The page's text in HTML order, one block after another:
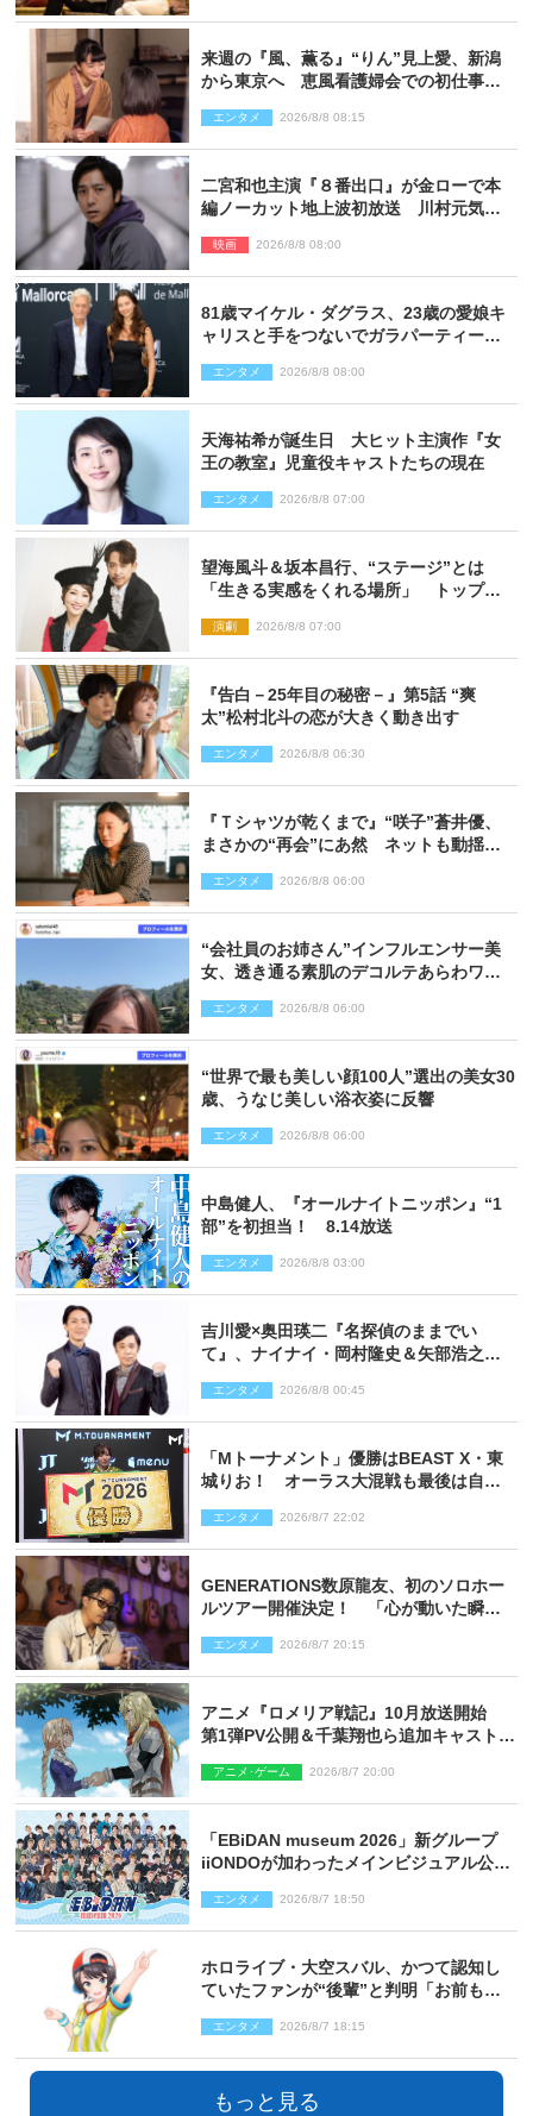
来週の『風、薫る』“りん”見上愛、新潟
から東京へ 恵風看護婦会での初仕事に
エンタメ 2026/8/8 08:15
二宮和也主演『８番出口』が金ローで本
編ノーカット地上波初放送 川村元気監
映画 2026/8/8 08:00
81歳マイケル・ダグラス、23歳の愛娘キ
ャリスと手をつないでガラパーティーに
エンタメ 2026/8/8 08:00
天海祐希が誕生日 大ヒット主演作『女
王の教室』児童役キャストたちの現在
エンタメ 2026/8/8 07:00
望海風斗＆坂本昌行、“ステージ”とは
「生きる実感をくれる場所」 トップを
演劇 2026/8/8 07:00
『告白－25年目の秘密－』第5話 “爽
太”松村北斗の恋が大きく動き出す
エンタメ 2026/8/8 06:30
『Ｔシャツが乾くまで』“咲子”蒼井優、
まさかの“再会”にあ然 ネットも動揺
レあり）
エンタメ 2026/8/8 06:00
“会社員のお姉さん”インフルエンサー美
女、透き通る素肌のデコルテあらわワン
エンタメ 2026/8/8 06:00
“世界で最も美しい顔100人”選出の美女30
歳、うなじ美しい浴衣姿に反響
エンタメ 2026/8/8 06:00
中島健人、『オールナイトニッポン』“1
部”を初担当！ 8.14放送
エンタメ 2026/8/8 03:00
吉川愛×奥田瑛二『名探偵のままでい
て』、ナイナイ・岡村隆史＆矢部浩之の
エンタメ 2026/8/8 00:45
「Mトーナメント」優勝はBEAST X・東
城りお！ オーラス大混戦も最後は自ら
エンタメ 2026/8/7 22:02
GENERATIONS数原龍友、初のソロホー
ルツアー開催決定！ 「心が動いた瞬間
エンタメ 2026/8/7 20:15
アニメ『ロメリア戦記』10月放送開始
第1弾PV公開＆千葉翔也ら追加キャスト4
アニメ･ゲーム 2026/8/7 20:00
「EBiDAN museum 2026」新グループ
iiONDOが加わったメインビジュアル公
エンタメ 2026/8/7 18:50
ホロライブ・大空スバル、かつて認知し
ていたファンが“後輩”と判明「お前もし
エンタメ 2026/8/7 18:15
もっと見る